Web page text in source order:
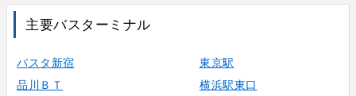
主要バスターミナル
バスタ新宿
東京駅
品川ＢＴ
横浜駅東口